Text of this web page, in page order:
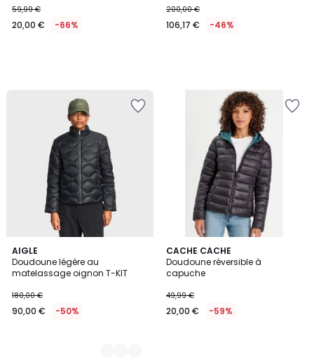
€
au
appliquée.
59,99 €
20,00 € -66%
200,00 €
106,17 € -46%
AIGLE
Doudoune légère au
matelassage oignon T-KIT
180,00 €
90,00 € -50%
2
Couleurs
CACHE CACHE
Doudoune réversible à
capuche
49,99 €
20,00 € -59%